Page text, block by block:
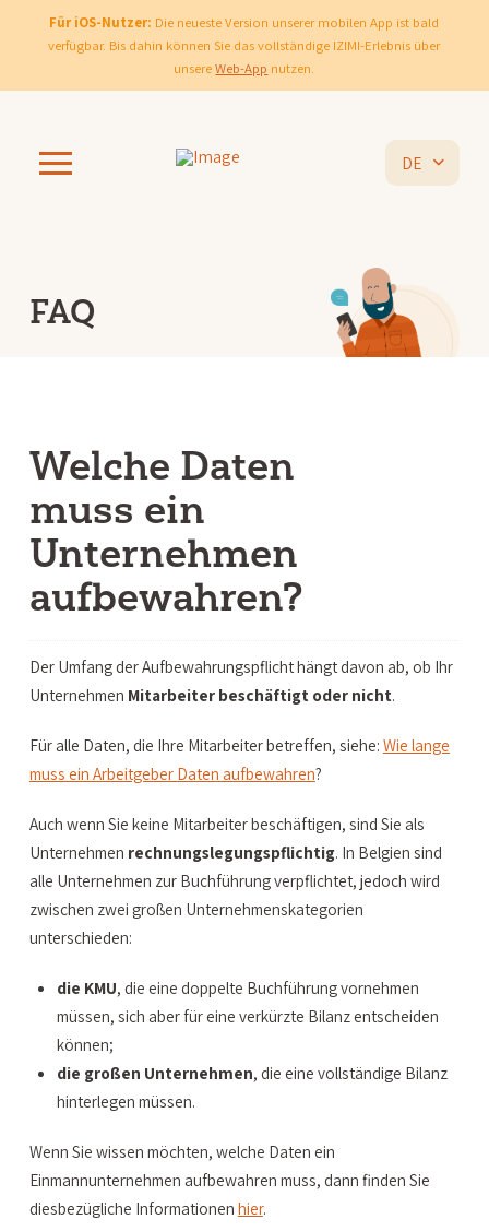
Für iOS-Nutzer: Die neueste Version unserer mobilen App ist bald
verfügbar. Bis dahin können Sie das vollständige IZIMI-Erlebnis über
unsereWeb-App nutzen.
DE
FAQ
Welche Daten
muss ein
Unternehmen
aufbewahren?
Der Umfang der Aufbewahrungspflicht hängt davon ab, ob Ihr
Unternehmen Mitarbeiter beschäftigt oder nicht.
Für alle Daten, die Ihre Mitarbeiter betreffen, siehe: Wie lange
muss ein Arbeitgeber Daten aufbewahren?
Auch wenn Sie keine Mitarbeiter beschäftigen, sind Sie als
Unternehmen rechnungslegungspflichtig. In Belgien sind
alle Unternehmen zur Buchführung verpflichtet, jedoch wird
zwischen zwei großen Unternehmenskategorien
unterschieden:
die KMU, die eine doppelte Buchführung vornehmen
müssen, sich aber für eine verkürzte Bilanz entscheiden
können;
die großen Unternehmen, die eine vollständige Bilanz
hinterlegen müssen.
Wenn Sie wissen möchten, welche Daten ein
Einmannunternehmen aufbewahren muss, dann finden Sie
diesbezügliche Informationen hier.